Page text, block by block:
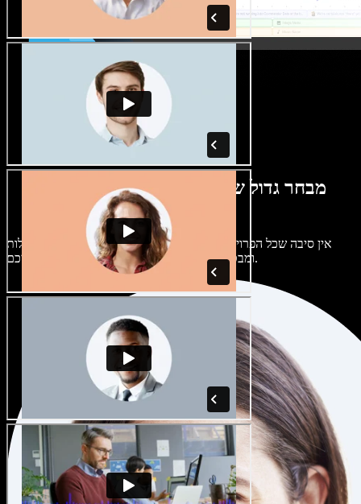
מבחר גדול של קולות נשים וגברים במגוון
מבטאים
אין סיבה שכל הפרויקטים יישמעו אותו דבר. בחרו מתוך מאות קולות
ומבטאים של בינה מלאכותית והתאימו אותם אליכם.